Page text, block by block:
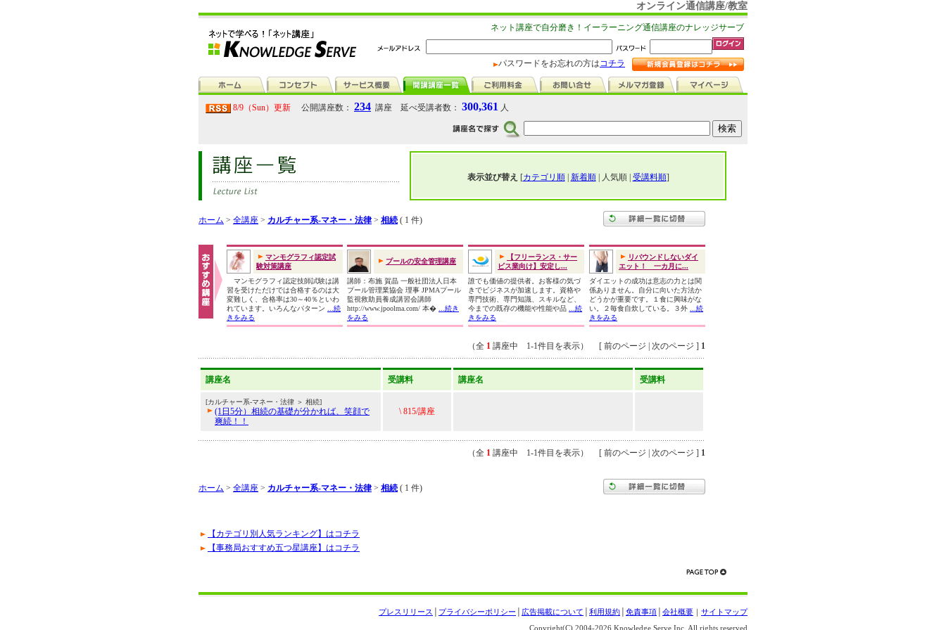
オンライン通信講座/教室
ネット講座で自分磨き！イーラーニング通信講座のナレッジサーブ
パスワードをお忘れの方はコチラ
8/9（Sun）更新 公開講座数： 234 講座 延べ受講者数： 300,361 人
表示並び替え [カテゴリ順| 新着順| 人気順 | 受講料順]
ホーム > 全講座 > カルチャー系-マネー・法律> 相続 ( 1 件)
マンモグラフィ認定試
験対策講座
マンモグラフィ認定技師試験は講
習を受けただけでは合格するのは大
変難しく、合格率は30～40％といわ
れています。いろんなパターン
...続
きをみる
プールの安全管理講座
講師：布施 賀晶 一般社団法人日本
プール管理業協会 理事 JPMAプール
監視救助員養成講習会講師
http://www.jpoolma.com/ 本�
...続き
をみる
【フリーランス・サー
ビス業向け】安定し...
誰でも価値の提供者。お客様の気づ
きでビジネスが加速します。資格や
専門技術、専門知識、スキルなど、
今までの既存の機能や性能や品
...続
きをみる
リバウンドしないダイ
エット！ 一カ月に...
ダイエットの成功は意志の力とは関
係ありません。自分に向いた方法か
どうかが重要です。１食に興味がな
い。２毎食自炊している。３外
...続
きをみる
（全 1 講座中 1-1件目を表示） [ 前のページ | 次のページ ] 1
講座名 受講料 講座名 受講料
[カルチャー系-マネー・法律 ＞ 相続]
(1日5分）相続の基礎が分かれば、笑顔で
爽続！！
\ 815/講座
（全 1 講座中 1-1件目を表示） [ 前のページ | 次のページ ] 1
ホーム > 全講座 > カルチャー系-マネー・法律> 相続 ( 1 件)
【カテゴリ別人気ランキング】はコチラ
【事務局おすすめ五つ星講座】はコチラ
サイトマップ
会社概要 ｜
免責事項
利用規約
広告掲載について
プライバシーポリシー
プレスリリース
Copyright(C) 2004-2026 Knowledge Serve Inc. All rights reserved